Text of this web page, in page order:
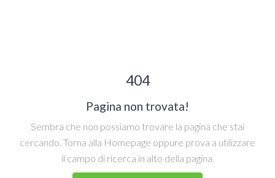
404
Pagina non trovata!
Sembra che non possiamo trovare la pagina che stai
cercando. Torna alla Homepage oppure prova a utilizzare
il campo di ricerca in alto della pagina.